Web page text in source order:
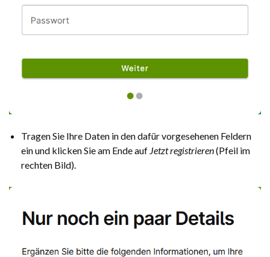
Tragen Sie Ihre Daten in den dafür vorgesehenen Feldern
ein und klicken Sie am Ende auf Jetzt registrieren(Pfeil im
rechten Bild).